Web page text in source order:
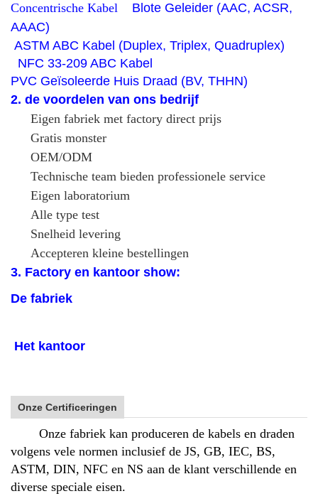
Concentrische Kabel
Blote Geleider (AAC, ACSR,
AAAC)
ASTM ABC Kabel (Duplex, Triplex, Quadruplex)
NFC 33-209 ABC Kabel
PVC Geïsoleerde Huis Draad (BV, THHN)
2. de voordelen van ons bedrijf
Eigen fabriek met factory direct prijs
Gratis monster
OEM/ODM
Technische team bieden professionele service
Eigen laboratorium
Alle type test
Snelheid levering
Accepteren kleine bestellingen
3. Factory en kantoor show:
De fabriek
Het kantoor
Onze Certificeringen
Onze fabriek kan produceren de kabels en draden
volgens vele normen inclusief de JS, GB, IEC, BS,
ASTM, DIN, NFC en NS aan de klant verschillende en
diverse speciale eisen.